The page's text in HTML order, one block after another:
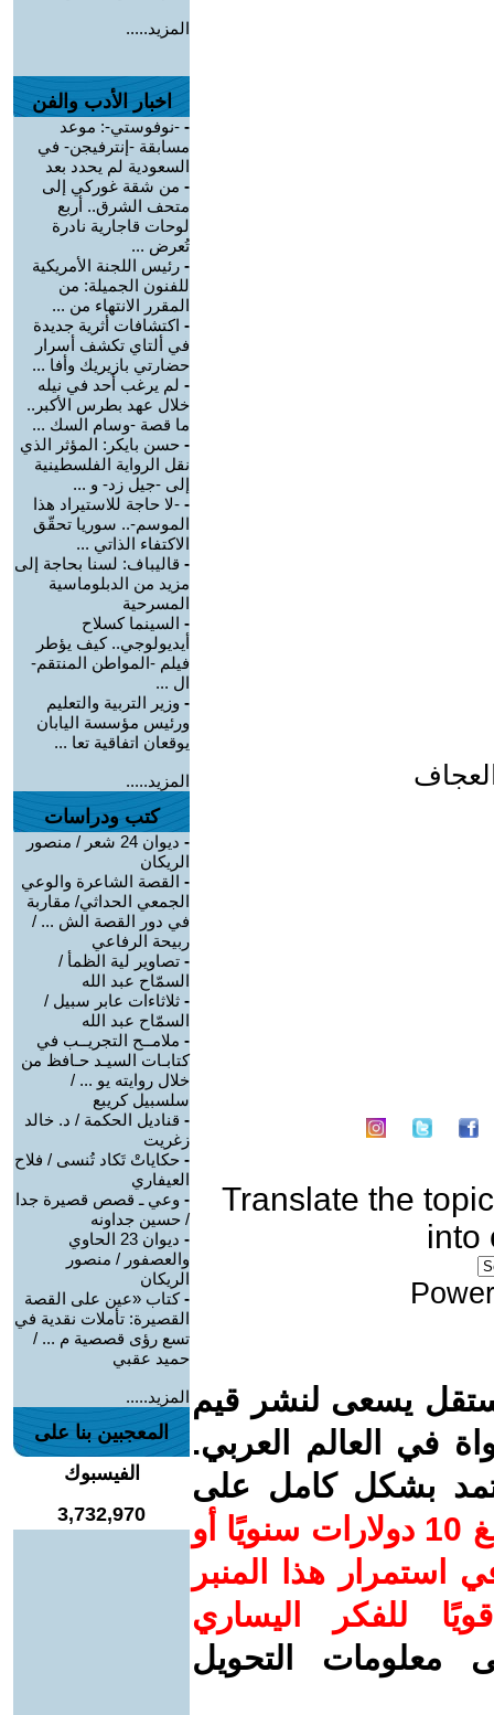
Translate the topic
into
يسعى لنشر قيم
في العالم العربي.
بشكل كامل على
ساهم/ي معنا! بدعمكم بمبلغ 10 دولارات سنويًا أو
استمرار هذا المنبر
للفكر اليساري
معلومات التحويل
المزيد.....
اخبار الأدب والفن
- -نوفوستي-: موعد
مسابقة -إنترفيجن- في
السعودية لم يحدد بعد
- من شقة غوركي إلى
متحف الشرق.. أربع
لوحات قاجارية نادرة
تُعرض ...
- رئيس اللجنة الأمريكية
للفنون الجميلة: من
المقرر الانتهاء من ...
- اكتشافات أثرية جديدة
في ألتاي تكشف أسرار
حضارتي بازيريك وأفا ...
- لم يرغب أحد في نيله
خلال عهد بطرس الأكبر..
ما قصة -وسام السك ...
- حسن بايكر: المؤثر الذي
نقل الرواية الفلسطينية
إلى -جيل زد- و ...
- -لا حاجة للاستيراد هذا
الموسم-.. سوريا تحقّق
الاكتفاء الذاتي ...
- قاليباف: لسنا بحاجة إلى
مزيد من الدبلوماسية
المسرحية
- السينما كسلاح
أيديولوجي.. كيف يؤطر
فيلم -المواطن المنتقم-
ال ...
- وزير التربية والتعليم
ورئيس مؤسسة اليابان
يوقعان اتفاقية تعا ...
المزيد.....
كتب ودراسات
-
ديوان 24 شعر / منصور
الريكان
- القصة الشاعرة والوعي
الجمعي الحداثي/ مقاربة
في دور القصة الش ... /
ربيحة الرفاعي
- تصاوير لية الظمأ /
السمّاح عبد الله
- ثلاثاءات عابر سبيل /
السمّاح عبد الله
- ملامــح التجريــب في
كتابـات السيـد حـافظ من
خلال روايته يو ... /
سلسبيل كريبع
- قناديل الحكمة / د. خالد
زغريت
- حكاياتْ تَكاد تُنسى / فلاح
العيفاري
- وعي ـ قصص قصيرة جدا
/ حسين جداونه
-
ديوان 23 الحاوي
والعصفور / منصور
الريكان
-كتاب «عين على القصة
القصيرة: تأملات نقدية في
تسع رؤى قصصية م ... /
حميد عقبي
المزيد.....
المعجبين بنا على
الفيسبوك
3,732,970